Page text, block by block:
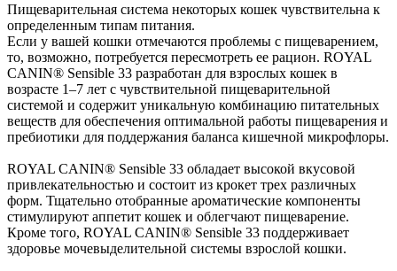
Пищеварительная система некоторых кошек чувствительна к
определенным типам питания.
Если у вашей кошки отмечаются проблемы с пищеварением,
то, возможно, потребуется пересмотреть ее рацион. ROYAL
CANIN® Sensible 33 разработан для взрослых кошек в
возрасте 1–7 лет с чувствительной пищеварительной
системой и содержит уникальную комбинацию питательных
веществ для обеспечения оптимальной работы пищеварения и
пребиотики для поддержания баланса кишечной микрофлоры.
ROYAL CANIN® Sensible 33 обладает высокой вкусовой
привлекательностью и состоит из крокет трех различных
форм. Тщательно отобранные ароматические компоненты
стимулируют аппетит кошек и облегчают пищеварение.
Кроме того, ROYAL CANIN® Sensible 33 поддерживает
здоровье мочевыделительной системы взрослой кошки.